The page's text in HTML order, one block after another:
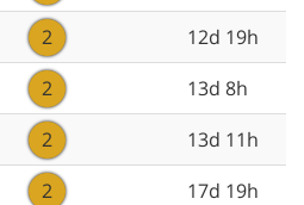
2
12d 19h
2
13d 8h
2
13d 11h
2
17d 19h